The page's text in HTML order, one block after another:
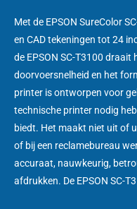
Met de EPSON SureColor
en CAD tekeningen tot 24
de EPSON SC-T3100
doorvoersnelheid en het
printer is ontworpen voor
technische printer nodig
biedt. Het maakt niet uit of
of bij een reclamebureau
accuraat, nauwkeurig,
afdrukken. De EPSON SC-